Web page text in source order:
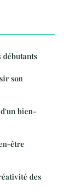
débutants
son
bien-
être
des